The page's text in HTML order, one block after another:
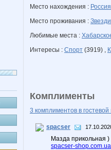
Место нахождения : Россия
Место проживания :
Любимые места :
Интересы : Спорт (3919) ,
Комплименты
3 комплиментов в гостевой
spacser
Мазда прикольная )
spacser-shop.com.ua